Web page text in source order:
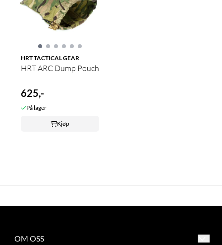
HRT TACTICAL GEAR
HRT ARC Dump Pouch
625,-
På lager
Kjøp
OM OSS